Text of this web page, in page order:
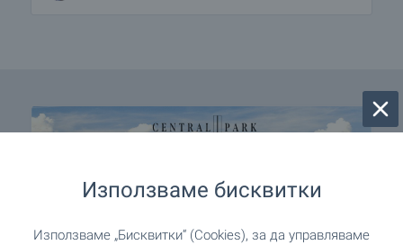
Използваме бисквитки
Използваме „Бисквитки“ (Cookies), за да управляваме